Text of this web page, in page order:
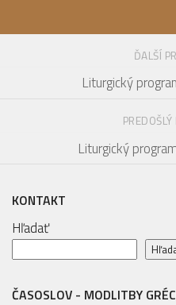
ĎALŠÍ
Liturgický
Liturgický
KONTAKT
Hľadať
ČASOSLOV - MODLITBY